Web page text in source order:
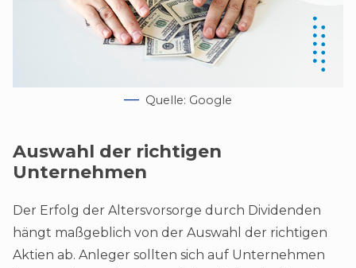
Quelle: Google
Auswahl der richtigen
Unternehmen
Der Erfolg der Altersvorsorge durch Dividenden
hängt maßgeblich von der Auswahl der richtigen
Aktien ab. Anleger sollten sich auf Unternehmen